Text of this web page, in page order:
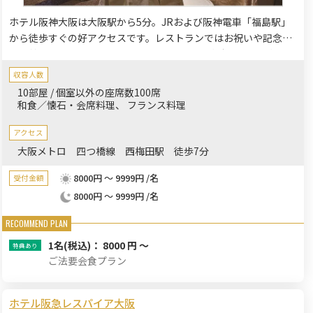
ホテル阪神大阪は大阪駅から5分。JRおよび阪神電車「福島駅」
から徒歩すぐの好アクセスです。レストランではお祝いや記念
日、接待などにおすすめの個室確約プランもございます。ご家族
様やご親族様でゆったりとしたお時間を過ごされてはいかがでし
ょうか。
収容人数
10部屋 / 個室以外の座席数100席
和食／懐石・会席料理
フランス料理
アクセス
大阪メトロ 四つ橋線 西梅田駅 徒歩7分
受付金額
8000円 ～ 9999円 /名
8000円 ～ 9999円 /名
1名(税込)： 8000 円 ～
ご法要会食プラン
ホテル阪急レスパイア大阪